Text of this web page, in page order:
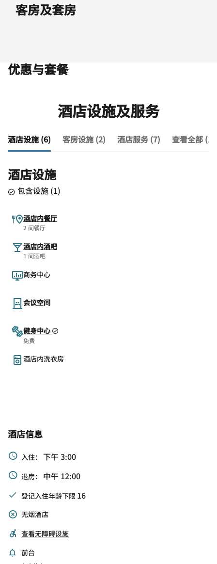
客房及套房
优惠与套餐
酒店设施及服务
酒店设施 (6) 客房设施 (2) 酒店服务 (7) 查看全部
酒店设施
包含设施 (1)
酒店内餐厅
2 间餐厅
酒店内酒吧
1 间酒吧
商务中心
会议空间
健身中心
免费
酒店内洗衣房
酒店信息
入住： 下午 3:00
退房： 中午 12:00
登记入住年龄下限 16
无烟酒店
查看无障碍设施
前台